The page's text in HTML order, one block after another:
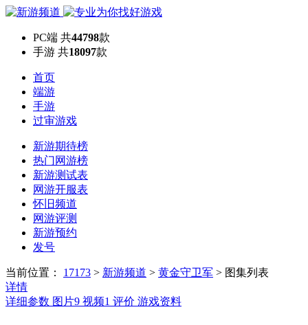
PC端 共44798款
手游 共18097款
首页
端游
手游
过审游戏
新游期待榜
热门网游榜
新游测试表
网游开服表
怀旧频道
网游评测
新游预约
发号
当前位置： 17173 > 新游频道 > 黄金守卫军 > 图集列表
详情
详细参数 图片9 视频1 评价 游戏资料